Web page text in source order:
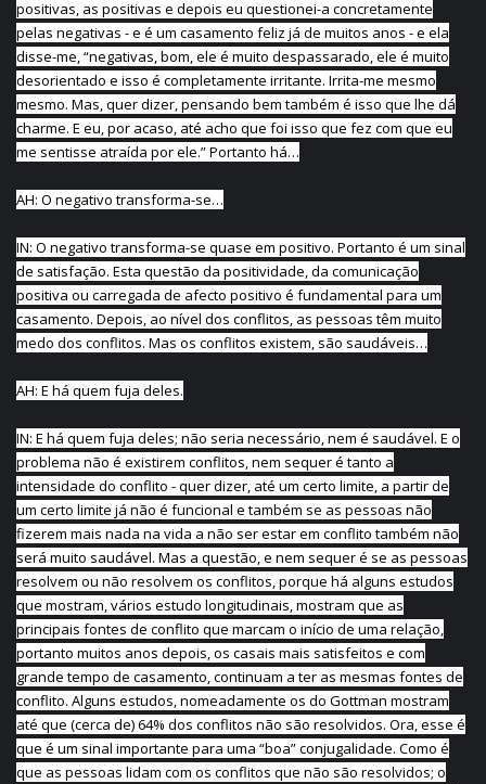
positivas, as positivas e depois eu questionei-a concretamente
pelas negativas - e é um casamento feliz já de muitos anos - e ela
disse-me, “negativas, bom, ele é muito despassarado, ele é muito
desorientado e isso é completamente irritante. Irrita-me mesmo
mesmo. Mas, quer dizer, pensando bem também é isso que lhe dá
charme. E eu, por acaso, até acho que foi isso que fez com que eu
me sentisse atraída por ele.” Portanto há…
AH: O negativo transforma-se…
IN: O negativo transforma-se quase em positivo. Portanto é um sinal
de satisfação. Esta questão da positividade, da comunicação
positiva ou carregada de afecto positivo é fundamental para um
casamento. Depois, ao nível dos conflitos, as pessoas têm muito
medo dos conflitos. Mas os conflitos existem, são saudáveis…
AH: E há quem fuja deles.
IN: E há quem fuja deles; não seria necessário, nem é saudável. E o
problema não é existirem conflitos, nem sequer é tanto a
intensidade do conflito - quer dizer, até um certo limite, a partir de
um certo limite já não é funcional e também se as pessoas não
fizerem mais nada na vida a não ser estar em conflito também não
será muito saudável. Mas a questão, e nem sequer é se as pessoas
resolvem ou não resolvem os conflitos, porque há alguns estudos
que mostram, vários estudo longitudinais, mostram que as
principais fontes de conflito que marcam o início de uma relação,
portanto muitos anos depois, os casais mais satisfeitos e com
grande tempo de casamento, continuam a ter as mesmas fontes de
conflito. Alguns estudos, nomeadamente os do Gottman mostram
até que (cerca de) 64% dos conflitos não são resolvidos. Ora, esse é
que é um sinal importante para uma “boa” conjugalidade. Como é
que as pessoas lidam com os conflitos que não são resolvidos; o